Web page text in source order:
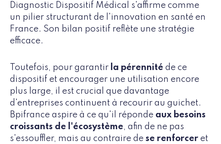
Diagnostic Dispositif Médical s'affirme comme
un pilier structurant de l'innovation en santé en
France. Son bilan positif reflète une stratégie
efficace.
Toutefois, pour garantir la pérennité de ce
dispositif et encourager une utilisation encore
plus large, il est crucial que davantage
d'entreprises continuent à recourir au guichet.
Bpifrance aspire à ce qu'il réponde aux besoins
croissants de l'écosystème, afin de ne pas
s'essouffler, mais au contraire de se renforcer et